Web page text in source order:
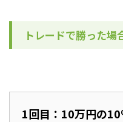
トレードで勝った場
1回目：10万円の